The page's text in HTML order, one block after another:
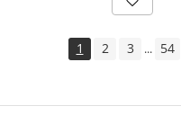
1 2 3 ... 54